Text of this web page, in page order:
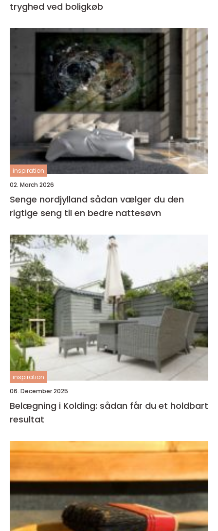
tryghed ved boligkøb
inspiration
02. March 2026
Senge nordjylland sådan vælger du den
rigtige seng til en bedre nattesøvn
inspiration
06. December 2025
Belægning i Kolding: sådan får du et holdbart
resultat